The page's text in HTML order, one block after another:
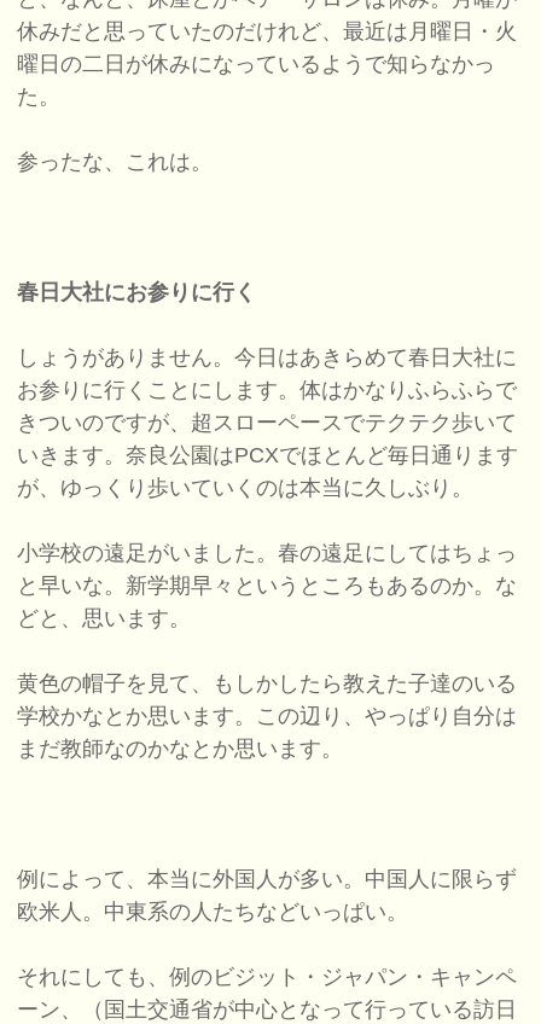
休みだと思っていたのだけれど、最近は月曜日・火
曜日の二日が休みになっているようで知らなかっ
た。
参ったな、これは。
春日大社にお参りに行く
しょうがありません。今日はあきらめて春日大社に
お参りに行くことにします。体はかなりふらふらで
きついのですが、超スローペースでテクテク歩いて
いきます。奈良公園はPCXでほとんど毎日通ります
が、ゆっくり歩いていくのは本当に久しぶり。
小学校の遠足がいました。春の遠足にしてはちょっ
と早いな。新学期早々というところもあるのか。な
どと、思います。
黄色の帽子を見て、もしかしたら教えた子達のいる
学校かなとか思います。この辺り、やっぱり自分は
まだ教師なのかなとか思います。
例によって、本当に外国人が多い。中国人に限らず
欧米人。中東系の人たちなどいっぱい。
それにしても、例のビジット・ジャパン・キャンペ
ーン、（国土交通省が中心となって行っている訪日